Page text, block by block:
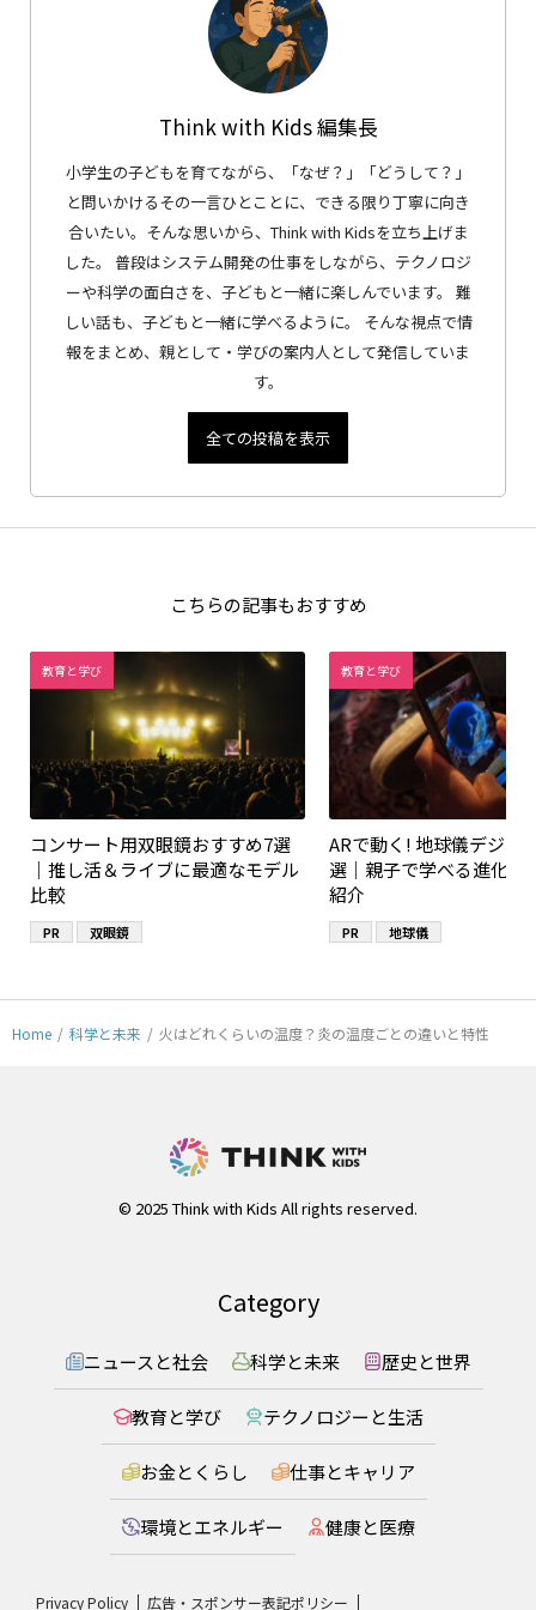
Think with Kids 編集長
小学生の子どもを育てながら、「なぜ？」「どうして？」
と問いかけるその一言ひとことに、できる限り丁寧に向き
合いたい。そんな思いから、Think with Kidsを立ち上げま
した。 普段はシステム開発の仕事をしながら、テクノロジ
ーや科学の面白さを、子どもと一緒に楽しんでいます。 難
しい話も、子どもと一緒に学べるように。 そんな視点で情
報をまとめ、親として・学びの案内人として発信していま
す。
全ての投稿を表示
こちらの記事もおすすめ
教育と学び
コンサート用双眼鏡おすすめ7選
｜推し活＆ライブに最適なモデル
比較
PR 双眼鏡
教育と学び
ARで動く! 地球儀デジタ
選｜親子で学べる進化系
紹介
PR 地球儀
Home / 科学と未来 / 火はどれくらいの温度？炎の温度ごとの違いと特性
© 2025 Think with Kids All rights reserved.
Category
ニュースと社会 科学と未来 歴史と世界
教育と学び テクノロジーと生活
お金とくらし 仕事とキャリア
環境とエネルギー 健康と医療
Privacy Policy 広告・スポンサー表記ポリシー